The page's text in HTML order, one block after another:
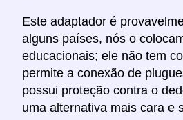
Este adaptador é
alguns países, nós o
educacionais; ele não tem
permite a conexão de
possui proteção contra o
uma alternativa mais cara e